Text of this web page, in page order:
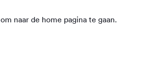
om naar de home pagina te gaan.